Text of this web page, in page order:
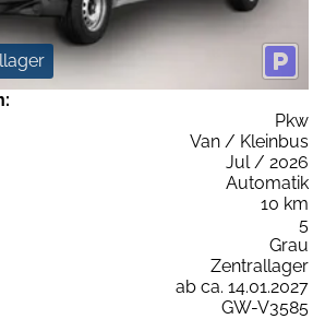
Pkw
Van / Kleinbus
Jul / 2026
Automatik
10 km
5
Grau
Zentrallager
ab ca. 14.01.2027
GW-V3585